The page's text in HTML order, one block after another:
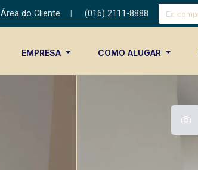
Área do Cliente (016) 2111-8888
EMPRESA COMO ALUGAR